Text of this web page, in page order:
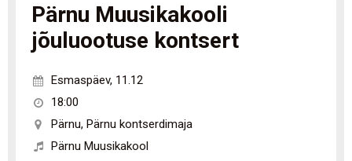
Pärnu Muusikakooli
jõuluootuse kontsert
Esmaspäev, 11.12
18:00
Pärnu, Pärnu kontserdimaja
Pärnu Muusikakool